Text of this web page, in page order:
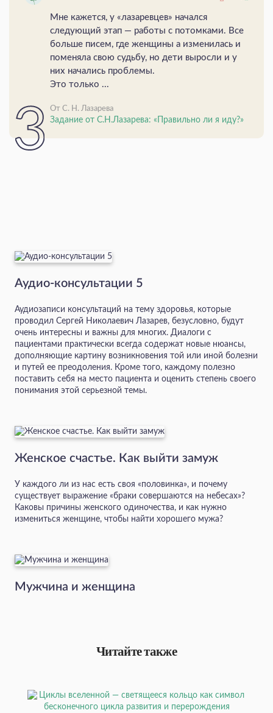
Мне кажется, у «лазаревцев» начался
следующий этап — работы с потомками. Все
больше писем, где женщины а изменилась и
поменяла свою судьбу, но дети выросли и у
них начались проблемы.
Это только ...
От С. Н. Лазарева
Задание от С.Н.Лазарева: «Правильно ли я иду?»
Аудио-консультации 5
Аудиозаписи консультаций на тему здоровья, которые
проводил Сергей Николаевич Лазарев, безусловно, будут
очень интересны и важны для многих. Диалоги с
пациентами практически всегда содержат новые нюансы,
дополняющие картину возникновения той или иной болезни
и путей ее преодоления. Кроме того, каждому полезно
поставить себя на место пациента и оценить степень своего
понимания этой серьезной темы.
Женское счастье. Как выйти замуж
У каждого ли из нас есть своя «половинка», и почему
существует выражение «браки совершаются на небесах»?
Каковы причины женского одиночества, и как нужно
измениться женщине, чтобы найти хорошего мужа?
Мужчина и женщина
Читайте также